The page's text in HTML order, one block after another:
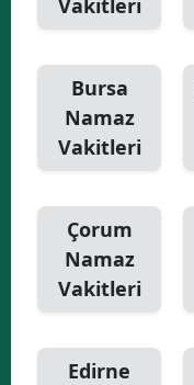
Bursa
Namaz
Vakitleri
Çorum
Namaz
Vakitleri
Edirne